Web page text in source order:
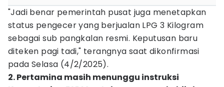
"Jadi benar pemerintah pusat juga menetapkan
status pengecer yang berjualan LPG 3 Kilogram
sebagai sub pangkalan resmi. Keputusan baru
diteken pagi tadi," terangnya saat dikonfirmasi
pada Selasa (4/2/2025).
2. Pertamina masih menunggu instruksi